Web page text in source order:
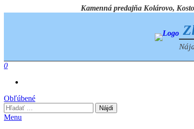
Kamenná predajňa Kolárovo,
0
Obľúbené
Hľadať:
Menu